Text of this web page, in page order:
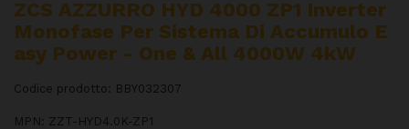
ZCS AZZURRO HYD 4000 ZP1 Inverter
Monofase Per Sistema Di Accumulo E
Asy Power - One & All 4000W 4kW
Codice prodotto: BBY032307
MPN: ZZT-HYD4.0K-ZP1